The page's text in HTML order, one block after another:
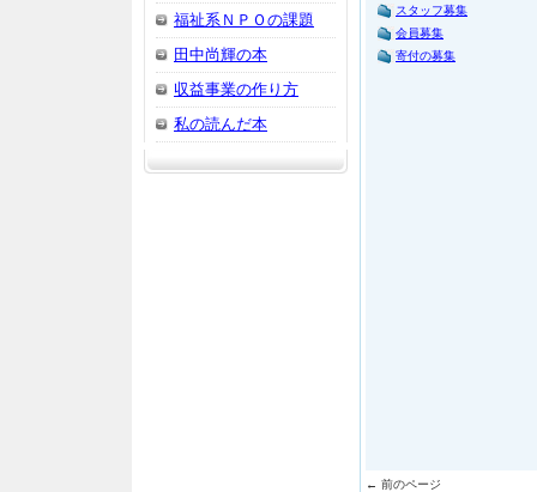
福祉系ＮＰＯの課題
田中尚輝の本
収益事業の作り方
私の読んだ本
スタッフ募集
会員募集
寄付の募集
← 前のページ